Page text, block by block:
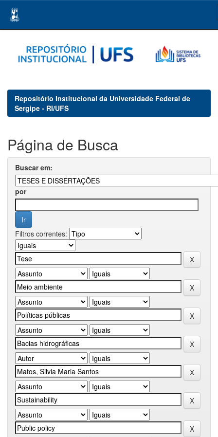
navigation
Repositório Institucional da Universidade Federal de
Sergipe - RI/UFS
Página de Busca
Buscar em:
por
Filtros correntes: